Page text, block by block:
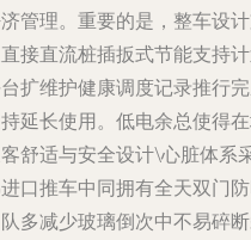
管理。重要的是，整车设
接直流桩插扳式节能支持
扩维护健康调度记录推行
延长使用。低电余总使得
舒适与安全设计\心脏体系
口推车中同拥有全天双门
多减少玻璃倒次中不易碎